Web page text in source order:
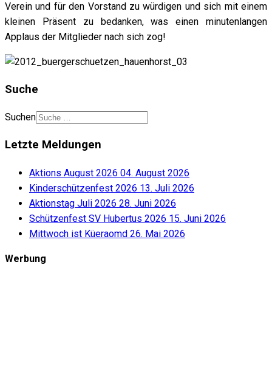
Verein und für den Vorstand zu würdigen und sich mit einem
kleinen Präsent zu bedanken, was einen minutenlangen
Applaus der Mitglieder nach sich zog!
Suche
Suchen
Letzte Meldungen
Aktions August 2026 04. August 2026
Kinderschützenfest 2026 13. Juli 2026
Aktionstag Juli 2026 28. Juni 2026
Schützenfest SV Hubertus 2026 15. Juni 2026
Mittwoch ist Küeraomd 26. Mai 2026
Werbung